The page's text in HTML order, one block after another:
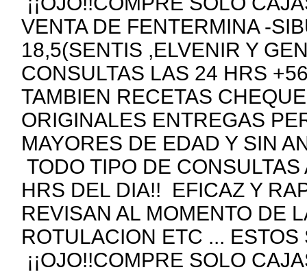
VENTA DE FENTERMINA -
18,5(SENTIS ,ELVENIR Y
CONSULTAS LAS 24 HRS
TAMBIEN RECETAS
ORIGINALES ENTREGAS
MAYORES DE EDAD Y SIN
TODO TIPO DE
HRS DEL DIA!! EFICAZ Y
REVISAN AL MOMENTO DE
ROTULACION ETC ...
¡¡OJO!!COMPRE SOLO